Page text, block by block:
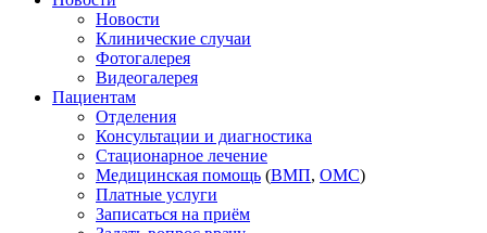
Новости
Клинические случаи
Фотогалерея
Видеогалерея
Пациентам
Отделения
Консультации и диагностика
Стационарное лечение
Медицинская помощь (ВМП, ОМС)
Платные услуги
Записаться на приём